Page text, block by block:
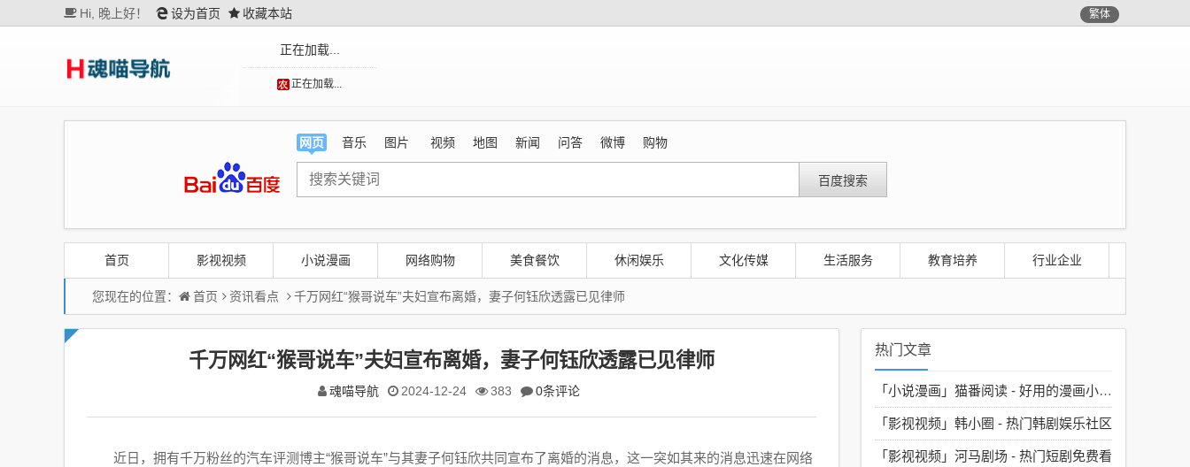
Hi, 晚上好！ 设为首页 收藏本站 繁体
正在加载...
正在加载...
网页 音乐 图片 视频 地图 新闻 问答 微博 购物
首页 影视视频 小说漫画 网络购物 美食餐饮 休闲娱乐 文化传媒 生活服务 教育培养 行业企业
您现在的位置： 首页 资讯看点 千万网红“猴哥说车”夫妇宣布离婚，妻子何钰欣透露已见律师
千万网红“猴哥说车”夫妇宣布离婚，妻子何钰欣透露已见律师
魂喵导航 2024-12-24 383 0条评论
近日，拥有千万粉丝的汽车评测博主“猴哥说车”与其妻子何钰欣共同宣布了离婚的消息，这一突如其来的消息迅速在网络
热门文章
「小说漫画」 猫番阅读 - 好用的漫画小说神器
「影视视频」 韩小圈 - 热门韩剧娱乐社区
「影视视频」 河马剧场 - 热门短剧免费看